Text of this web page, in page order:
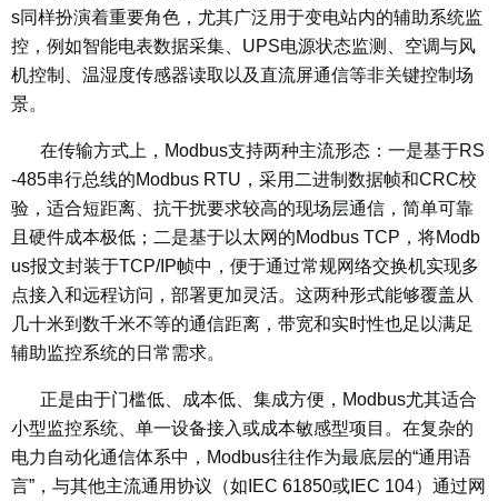
s同样扮演着重要角色，尤其广泛用于变电站内的辅助系统监
控，例如智能电表数据采集、UPS电源状态监测、空调与风
机控制、温湿度传感器读取以及直流屏通信等非关键控制场
景。
在传输方式上，Modbus支持两种主流形态：一是基于RS
-485串行总线的Modbus RTU，采用二进制数据帧和CRC校
验，适合短距离、抗干扰要求较高的现场层通信，简单可靠
且硬件成本极低；二是基于以太网的Modbus TCP，将Modb
us报文封装于TCP/IP帧中，便于通过常规网络交换机实现多
点接入和远程访问，部署更加灵活。这两种形式能够覆盖从
几十米到数千米不等的通信距离，带宽和实时性也足以满足
辅助监控系统的日常需求。
正是由于门槛低、成本低、集成方便，Modbus尤其适合
小型监控系统、单一设备接入或成本敏感型项目。在复杂的
电力自动化通信体系中，Modbus往往作为最底层的“通用语
言”，与其他主流通用协议（如IEC 61850或IEC 104）通过网